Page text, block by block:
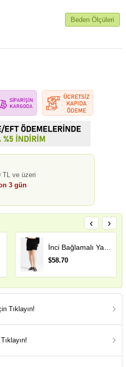
Beden Ölçüleri
TL ve üzeri
3 gün
$58.70
‹ ›
Tıklayın!